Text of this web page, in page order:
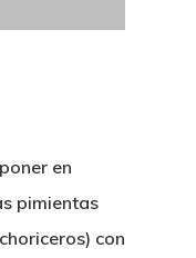
en
pimientas
con